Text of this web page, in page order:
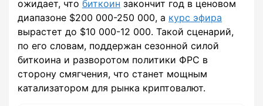
ожидает, что биткоин закончит год в ценовом
диапазоне $200 000-250 000, а курс эфира
вырастет до $10 000-12 000. Такой сценарий,
по его словам, поддержан сезонной силой
биткоина и разворотом политики ФРС в
сторону смягчения, что станет мощным
катализатором для рынка криптовалют.